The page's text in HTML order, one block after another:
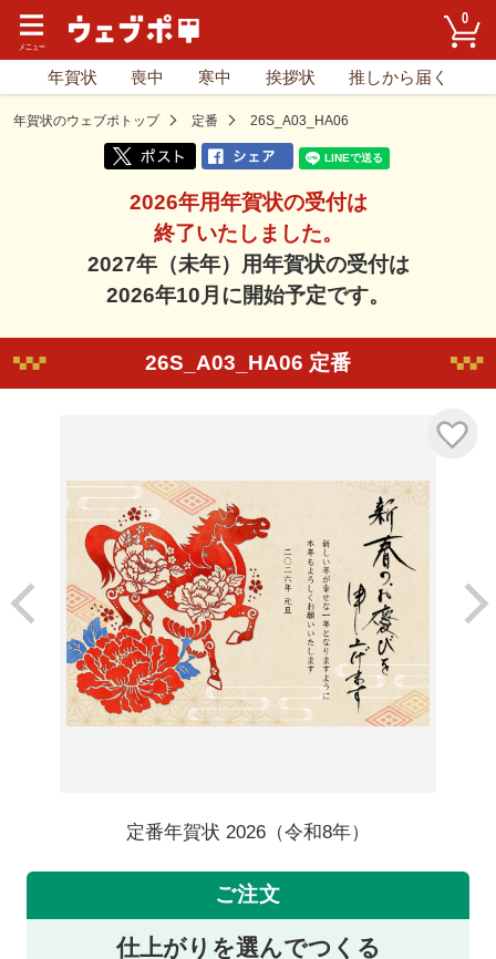
0
年賀状 喪中 寒中 挨拶状 推しから届く
年賀状のウェブポトップ 定番 26S_A03_HA06
2026年用年賀状の受付は
終了いたしました。
2027年（未年）用年賀状の受付は
2026年10月に開始予定です。
26S_A03_HA06 定番
定番年賀状 2026（令和8年）
ご注文
仕上がりを選んでつくる